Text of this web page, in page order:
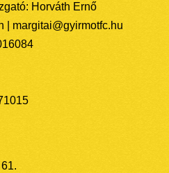
Horváth Ernő
| margitai@gyirmotfc.hu